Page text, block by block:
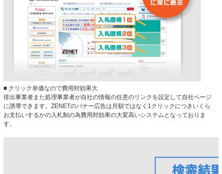
■ クリック単価なので費用対効果大
排出事業者また処理事業者が自社の情報の任意のリンクを設定して自社ページ
に誘導できます。ZENETのバナー広告は月額ではなく1クリックにつきいくら
お支払いするかの入札制の為費用対効果の大変高いシステムとなっておりま
す。